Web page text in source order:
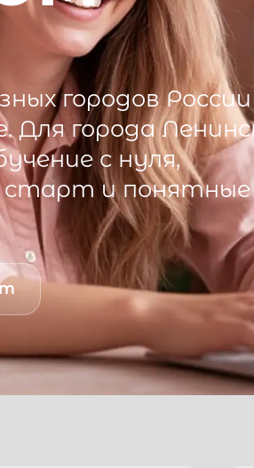
городов России
Для города
с нуля,
старт и понятные